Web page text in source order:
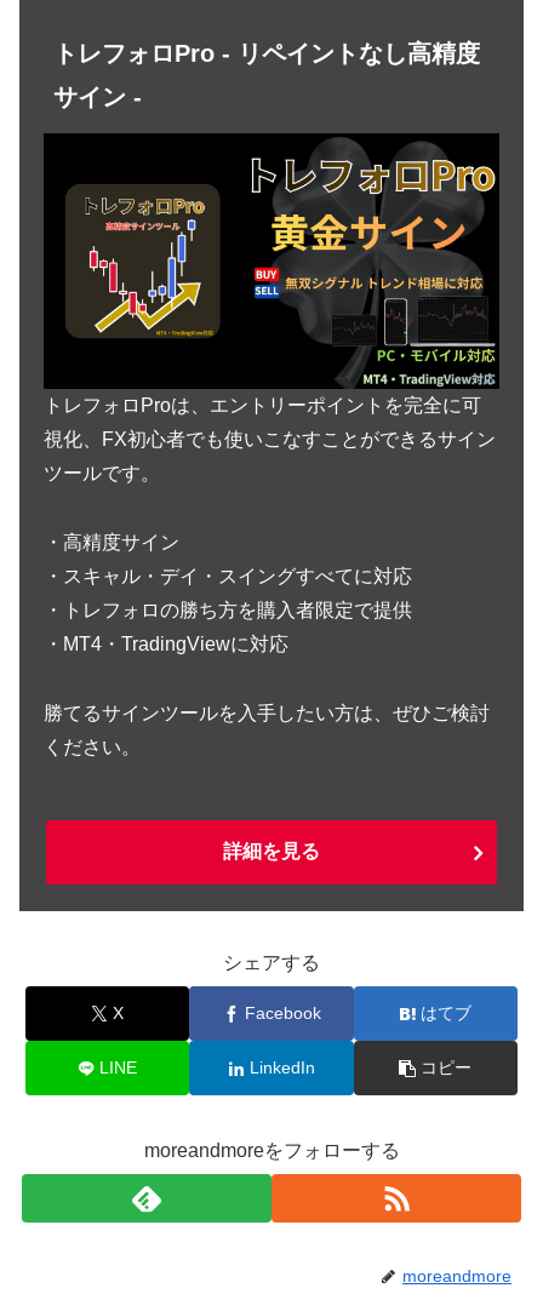
トレフォロPro - リペイントなし高精度
サイン -
トレフォロProは、エントリーポイントを完全に可
視化、FX初心者でも使いこなすことができるサイン
ツールです。
・高精度サイン
・スキャル・デイ・スイングすべてに対応
・トレフォロの勝ち方を購入者限定で提供
・MT4・TradingViewに対応
勝てるサインツールを入手したい方は、ぜひご検討
ください。
詳細を見る
シェアする
X Facebook はてブ
LINE LinkedIn コピー
moreandmoreをフォローする
moreandmore